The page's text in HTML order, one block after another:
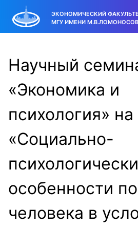
ЭКОНОМИЧЕСКИЙ
МГУ ИМЕНИ
Научный
«Экономика и
психология»
«Социально-
особенности
человека в